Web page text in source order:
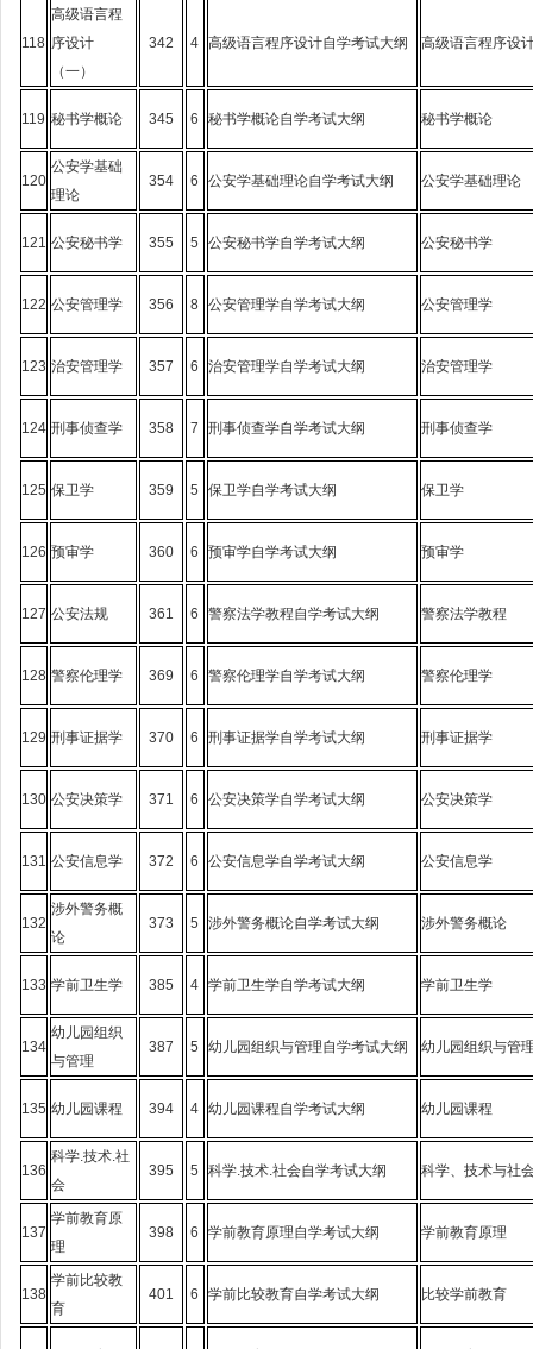
118
高级语言程
序设计
（一）
342 4 高级语言程序设计自学考试大纲 高级语言程序设
119 秘书学概论 345 6 秘书学概论自学考试大纲 秘书学概论
120
公安学基础
理论
354 6 公安学基础理论自学考试大纲 公安学基础理论
121 公安秘书学 355 5 公安秘书学自学考试大纲 公安秘书学
122 公安管理学 356 8 公安管理学自学考试大纲 公安管理学
123 治安管理学 357 6 治安管理学自学考试大纲 治安管理学
124 刑事侦查学 358 7 刑事侦查学自学考试大纲 刑事侦查学
125 保卫学 359 5 保卫学自学考试大纲 保卫学
126 预审学 360 6 预审学自学考试大纲 预审学
127 公安法规 361 6 警察法学教程自学考试大纲 警察法学教程
128 警察伦理学 369 6 警察伦理学自学考试大纲 警察伦理学
129 刑事证据学 370 6 刑事证据学自学考试大纲 刑事证据学
130 公安决策学 371 6 公安决策学自学考试大纲 公安决策学
131 公安信息学 372 6 公安信息学自学考试大纲 公安信息学
132
涉外警务概
论
373 5 涉外警务概论自学考试大纲 涉外警务概论
133 学前卫生学 385 4 学前卫生学自学考试大纲 学前卫生学
134
幼儿园组织
与管理
387 5 幼儿园组织与管理自学考试大纲 幼儿园组织与管
135 幼儿园课程 394 4 幼儿园课程自学考试大纲 幼儿园课程
136
科学.技术.社
会
395 5 科学.技术.社会自学考试大纲 科学、技术与社
137
学前教育原
理
398 6 学前教育原理自学考试大纲 学前教育原理
138
学前比较教
育
401 6 学前比较教育自学考试大纲 比较学前教育